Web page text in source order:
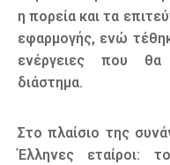
η πορεία και τα
εφαρμογής, ενώ
ενέργειες που
διάστημα.
Στο πλαίσιο της
Έλληνες εταίροι: